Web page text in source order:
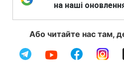
на наші
Або читайте нас там,